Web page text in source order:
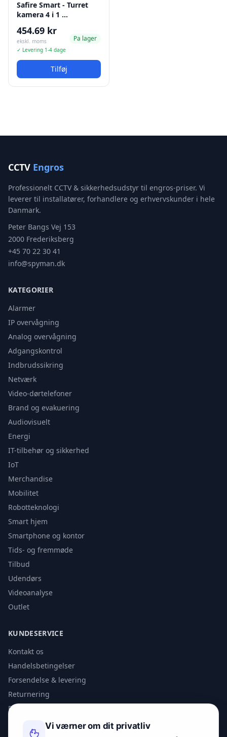
Safire Smart - Turret
kamera 4 i 1 …
454.69 kr
ekskl. moms
✓ Levering 1-4 dage
Pa lager
Tilføj
CCTV Engros
Professionelt CCTV & sikkerhedsudstyr til engros-priser. Vi
leverer til installatører, forhandlere og erhvervskunder i hele
Danmark.
Peter Bangs Vej 153
2000 Frederiksberg
+45 70 22 30 41
info@spyman.dk
KATEGORIER
Alarmer
IP overvågning
Analog overvågning
Adgangskontrol
Indbrudssikring
Netværk
Video-dørtelefoner
Brand og evakuering
Audiovisuelt
Energi
IT-tilbehør og sikkerhed
IoT
Merchandise
Mobilitet
Robotteknologi
Smart hjem
Smartphone og kontor
Tids- og fremmøde
Tilbud
Udendørs
Videoanalyse
Outlet
KUNDESERVICE
Kontakt os
Handelsbetingelser
Forsendelse & levering
Returnering
Privatlivspolitik
KONTAKT
Vi værner om dit privatliv